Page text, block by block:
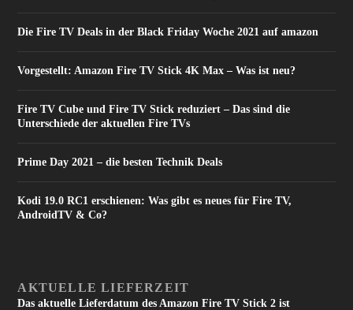
Die Fire TV Deals in der Black Friday Woche 2021 auf amazon
Vorgestellt: Amazon Fire TV Stick 4K Max – Was ist neu?
Fire TV Cube und Fire TV Stick reduziert – Das sind die
Unterschiede der aktuellen Fire TVs
Prime Day 2021 – die besten Technik Deals
Kodi 19.0 RC1 erschienen: Was gibt es neues für Fire TV,
AndroidTV & Co?
AKTUELLE LIEFERZEIT
Das aktuelle Lieferdatum des Amazon Fire TV Stick 2 ist